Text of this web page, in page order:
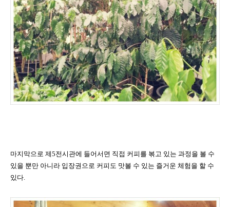
마지막으로 제5전시관에 들어서면 직접 커피를 볶고 있는 과정을 볼 수
있을 뿐만 아니라 입장권으로 커피도 맛볼 수 있는 즐거운 체험을 할 수
있다